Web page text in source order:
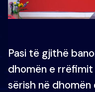
Pasi të gjithë
dhomën e
sërish në